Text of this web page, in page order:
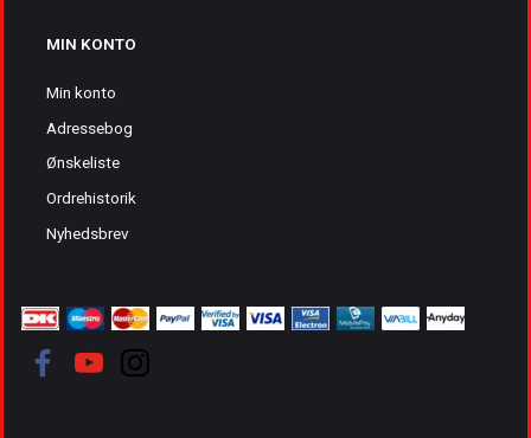
MIN KONTO
Min konto
Adressebog
Ønskeliste
Ordrehistorik
Nyhedsbrev